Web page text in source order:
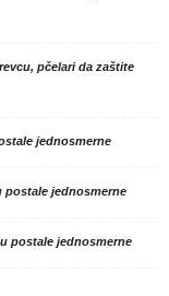
pčelari da zaštite
jednosmerne
postale jednosmerne
postale jednosmerne